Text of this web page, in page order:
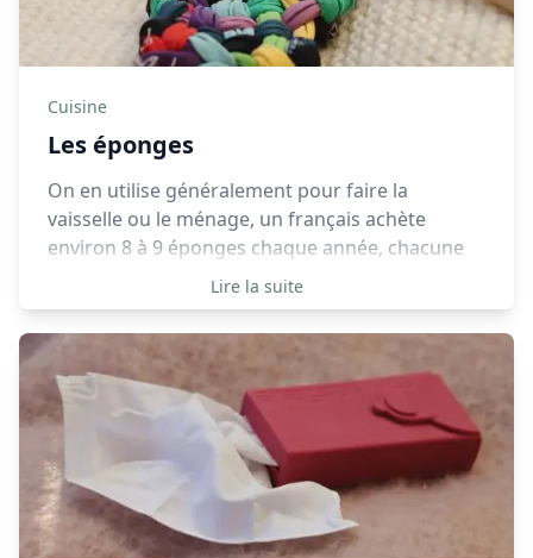
Cuisine
Les éponges
On en utilise généralement pour faire la
vaisselle ou le ménage, un français achète
environ 8 à 9 éponges chaque année, chacune
de ses éponges engendre pourtant un
problème environnemental puisqu’elles
finissent à la poubelle dès qu’on les estime
inutilisables, de plus elles possèdent un procédé
de fabrication polluant.
Lire la suite